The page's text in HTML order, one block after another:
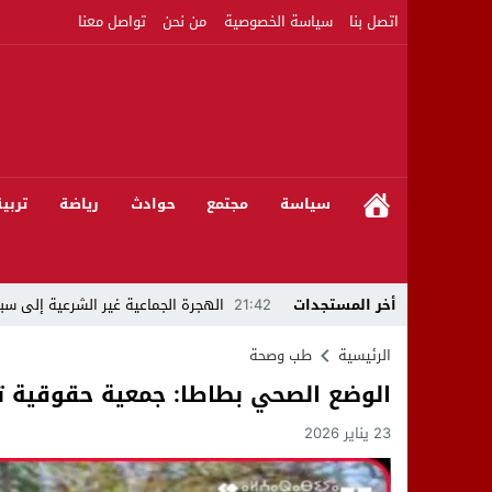
اتصل بنا سياسة الخصوصية من نحن تواصل معنا
سياسة مجتمع حوادث رياضة
أخر المستجدات 21:42 الهجرة الجماعية غير الشرعية إلى
21:16
08:50 مبادرات مواطنة وشركاؤها ينظمون
09:55تساؤلات.. كيف أصبح العميد الأمني
الرئيسية طب وصحة
الوضع الصحي بطاطا: جمعية حقوقية
23 يناير 2026